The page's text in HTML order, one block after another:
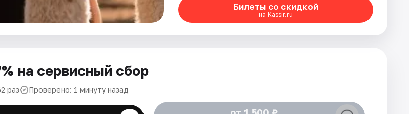
Билеты со скидкой
на Kassir.ru
на сервисный сбор
раз Проверено: 1 минуту назад